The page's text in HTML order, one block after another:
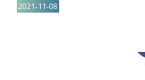
2021-11-08